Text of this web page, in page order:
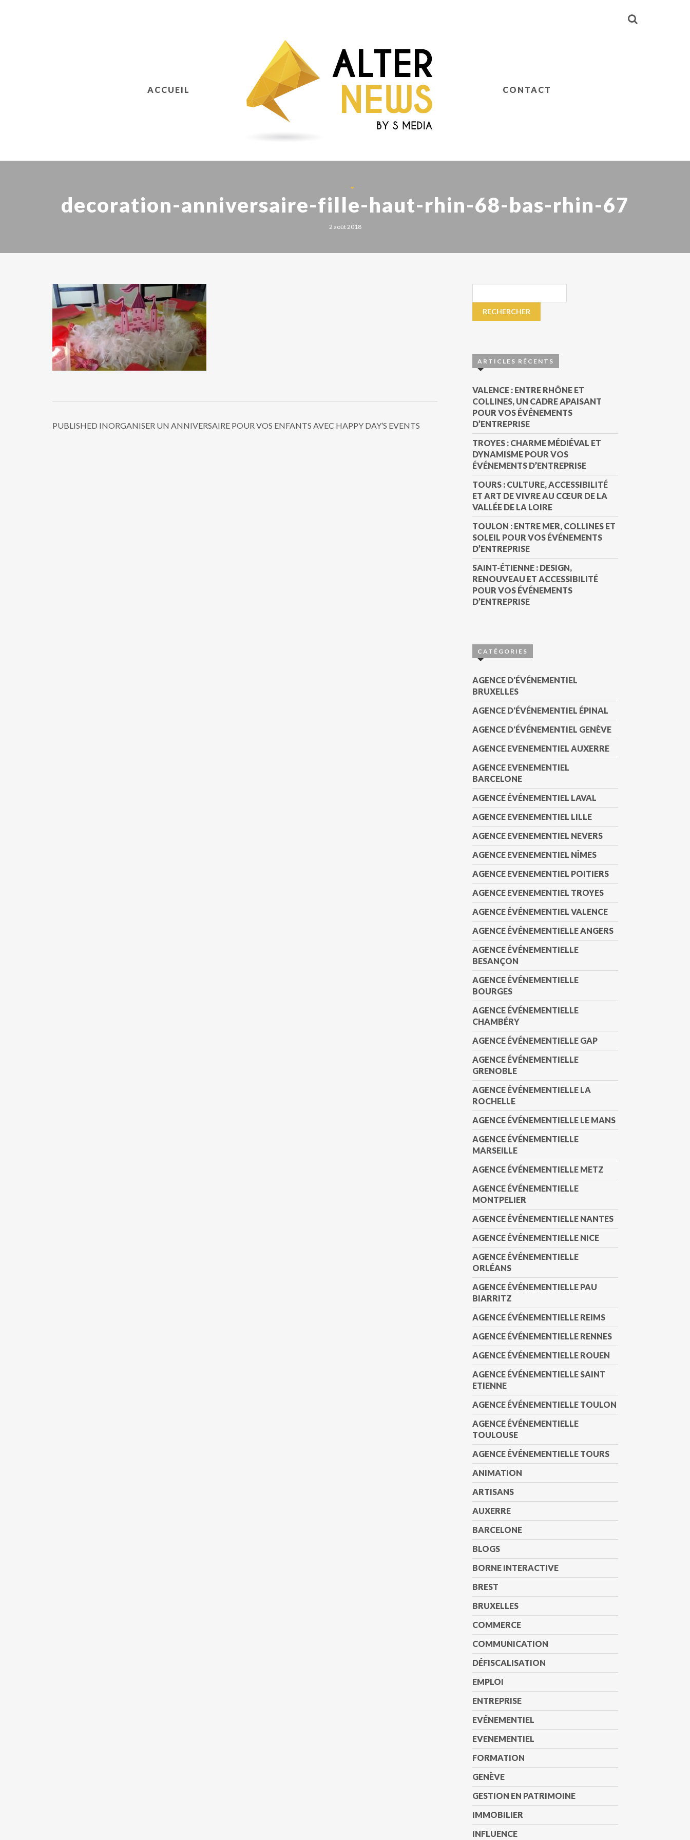
ACCUEIL CONTACT
decoration-anniversaire-fille-haut-rhin-68-bas-rhin-67
2 août 2018
PUBLISHED INORGANISER UN ANNIVERSAIRE POUR VOS ENFANTS AVEC HAPPY DAY’S EVENTS
ARTICLES RÉCENTS
VALENCE : ENTRE RHÔNE ET
COLLINES, UN CADRE APAISANT
POUR VOS ÉVÉNEMENTS
D’ENTREPRISE
TROYES : CHARME MÉDIÉVAL ET
DYNAMISME POUR VOS
ÉVÉNEMENTS D’ENTREPRISE
TOURS : CULTURE, ACCESSIBILITÉ
ET ART DE VIVRE AU CŒUR DE LA
VALLÉE DE LA LOIRE
TOULON : ENTRE MER, COLLINES ET
SOLEIL POUR VOS ÉVÉNEMENTS
D’ENTREPRISE
SAINT-ÉTIENNE : DESIGN,
RENOUVEAU ET ACCESSIBILITÉ
POUR VOS ÉVÉNEMENTS
D’ENTREPRISE
CATÉGORIES
AGENCE D'ÉVÉNEMENTIEL
BRUXELLES
AGENCE D'ÉVÉNEMENTIEL ÉPINAL
AGENCE D'ÉVÉNEMENTIEL GENÈVE
AGENCE EVENEMENTIEL AUXERRE
AGENCE EVENEMENTIEL
BARCELONE
AGENCE ÉVÉNEMENTIEL LAVAL
AGENCE EVENEMENTIEL LILLE
AGENCE EVENEMENTIEL NEVERS
AGENCE EVENEMENTIEL NÎMES
AGENCE EVENEMENTIEL POITIERS
AGENCE EVENEMENTIEL TROYES
AGENCE ÉVÉNEMENTIEL VALENCE
AGENCE ÉVÉNEMENTIELLE ANGERS
AGENCE ÉVÉNEMENTIELLE
BESANÇON
AGENCE ÉVÉNEMENTIELLE
BOURGES
AGENCE ÉVÉNEMENTIELLE
CHAMBÉRY
AGENCE ÉVÉNEMENTIELLE GAP
AGENCE ÉVÉNEMENTIELLE
GRENOBLE
AGENCE ÉVÉNEMENTIELLE LA
ROCHELLE
AGENCE ÉVÉNEMENTIELLE LE MANS
AGENCE ÉVÉNEMENTIELLE
MARSEILLE
AGENCE ÉVÉNEMENTIELLE METZ
AGENCE ÉVÉNEMENTIELLE
MONTPELIER
AGENCE ÉVÉNEMENTIELLE NANTES
AGENCE ÉVÉNEMENTIELLE NICE
AGENCE ÉVÉNEMENTIELLE
ORLÉANS
AGENCE ÉVÉNEMENTIELLE PAU
BIARRITZ
AGENCE ÉVÉNEMENTIELLE REIMS
AGENCE ÉVÉNEMENTIELLE RENNES
AGENCE ÉVÉNEMENTIELLE ROUEN
AGENCE ÉVÉNEMENTIELLE SAINT
ETIENNE
AGENCE ÉVÉNEMENTIELLE TOULON
AGENCE ÉVÉNEMENTIELLE
TOULOUSE
AGENCE ÉVÉNEMENTIELLE TOURS
ANIMATION
ARTISANS
AUXERRE
BARCELONE
BLOGS
BORNE INTERACTIVE
BREST
BRUXELLES
COMMERCE
COMMUNICATION
DÉFISCALISATION
EMPLOI
ENTREPRISE
EVÉNEMENTIEL
EVENEMENTIEL
FORMATION
GENÈVE
GESTION EN PATRIMOINE
IMMOBILIER
INFLUENCE